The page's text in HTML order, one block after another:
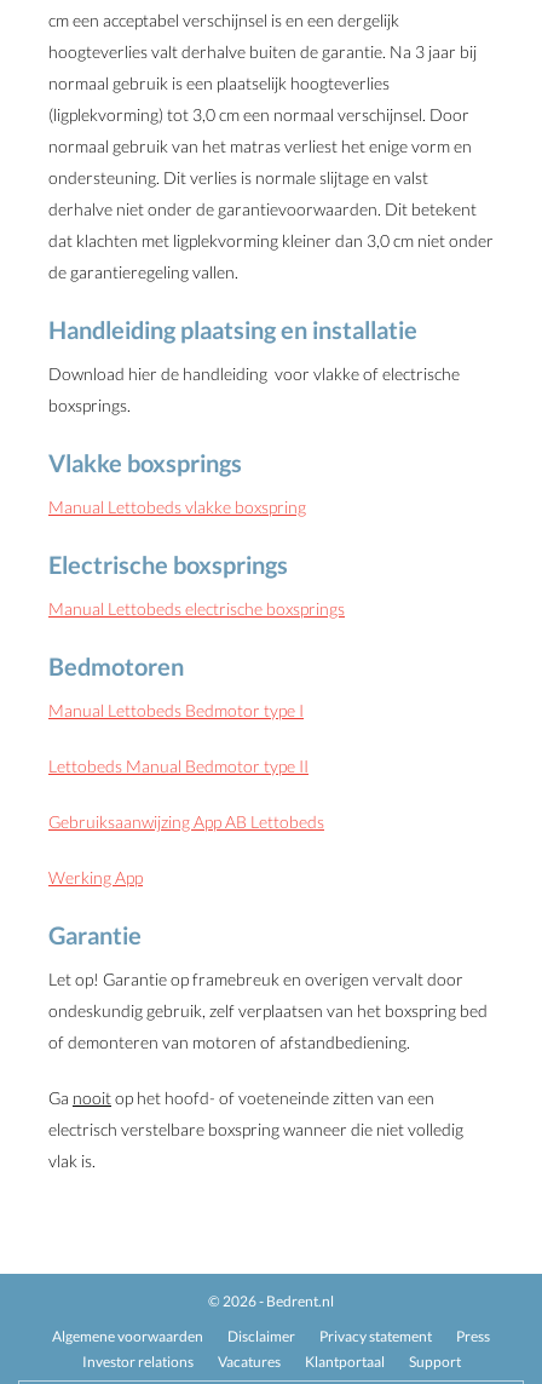
cm een acceptabel verschijnsel is en een dergelijk
hoogteverlies valt derhalve buiten de garantie. Na 3 jaar bij
normaal gebruik is een plaatselijk hoogteverlies
(ligplekvorming) tot 3,0 cm een normaal verschijnsel. Door
normaal gebruik van het matras verliest het enige vorm en
ondersteuning. Dit verlies is normale slijtage en valst
derhalve niet onder de garantievoorwaarden. Dit betekent
dat klachten met ligplekvorming kleiner dan 3,0 cm niet onder
de garantieregeling vallen.
Handleiding plaatsing en installatie
Download hier de handleiding voor vlakke of electrische
boxsprings.
Vlakke boxsprings
Manual Lettobeds vlakke boxspring
Electrische boxsprings
Manual Lettobeds electrische boxsprings
Bedmotoren
Manual Lettobeds Bedmotor type I
Lettobeds Manual Bedmotor type II
Gebruiksaanwijzing App AB Lettobeds
Werking App
Garantie
Let op! Garantie op framebreuk en overigen vervalt door
ondeskundig gebruik, zelf verplaatsen van het boxspring bed
of demonteren van motoren of afstandbediening.
Ga nooitop het hoofd- of voeteneinde zitten van een
electrisch verstelbare boxspring wanneer die niet volledig
vlak is.
© 2026 - Bedrent.nl
Algemene voorwaarden
Disclaimer Privacy statement
Press
Investor relations
Vacatures Klantportaal Support